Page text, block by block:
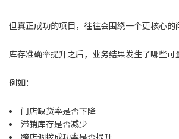
但真正成功的项目，往往会围绕一个更核心的
库存准确率提升之后，业务结果发生了哪些可
例如：
门店缺货率是否下降
滞销库存是否减少
跨店调拨成功率是否提升